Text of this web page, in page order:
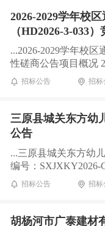
2026-2029学年校
（HD2026-3-033
...2026-2029学年校
性磋商公告项目概况
招标公告 招标
三原县城关东方幼
公告
...三原县城关东方幼
编号：SXJXKY2026-
招标公告 招标
胡杨河市广泰建材